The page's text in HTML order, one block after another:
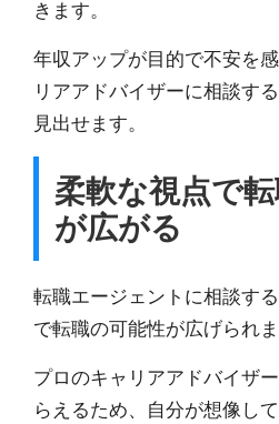
きます。
年収アップが目的で不安を
リアアドバイザーに相談す
見出せます。
柔軟な視点で
が広がる
転職エージェントに相談す
で転職の可能性が広げられま
プロのキャリアアドバイザ
らえるため、自分が想像し